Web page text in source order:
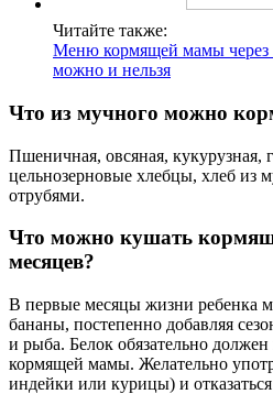
Читайте также:
Меню кормящей мамы через
можно и нельзя
Что из мучного можно
Пшеничная, овсяная, кукурузная,
цельнозерновые хлебцы, хлеб из
отрубями.
Что можно кушать
месяцев?
В первые месяцы жизни ребенка
бананы, постепенно добавляя
и рыба. Белок обязательно
кормящей мамы. Желательно
индейки или курицы) и